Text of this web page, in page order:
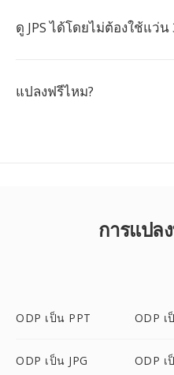
ดู JPS ได้โดยไม่ต้องใช้แว่น
แปลงฟรีไหม?
การแปล
ODP เป็น PPT ODP เ
ODP เป็น JPG ODP เ